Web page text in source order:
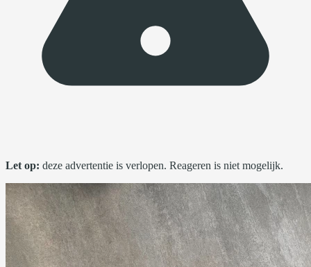
Let op: deze advertentie is verlopen. Reageren is niet mogelijk.